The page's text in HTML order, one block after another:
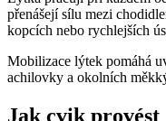
přenášejí sílu mezi
kopcích nebo rychlejších
Mobilizace lýtek pomáhá
achilovky a okolních
Jak cvik provést